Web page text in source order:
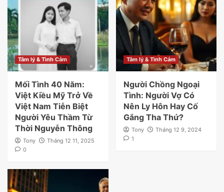
Tâm lý & Tình Cảm
Mối Tình 40 Năm:
Việt Kiều Mỹ Trở Về
Việt Nam Tiễn Biệt
Người Yêu Thầm Từ
Thời Nguyễn Thông
Tony
Tháng 12 11, 2025
0
Tâm lý & Tình Cảm
Người Chồng Ngoại
Tình: Người Vợ Có
Nên Ly Hôn Hay Cố
Gắng Tha Thứ?
Tony
Tháng 12 9, 2024
1